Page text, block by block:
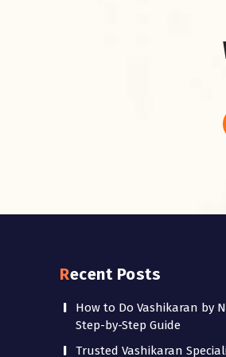
Recent Posts
How to Do Vashikaran by
Step-by-Step Guide
Trusted Vashikaran